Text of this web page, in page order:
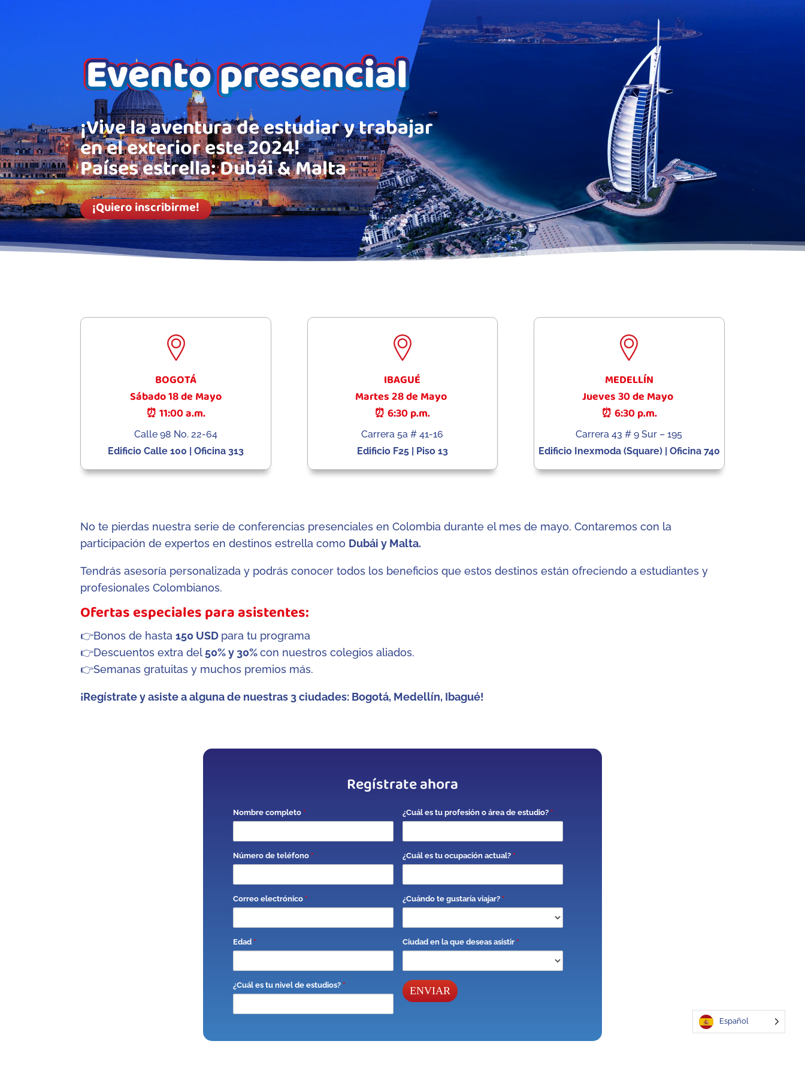
¡Vive la aventura de estudiar y trabajar
en el exterior este 2024!
Países estrella: Dubái & Malta
¡Quiero inscribirme!
BOGOTÁ
Sábado 18 de Mayo
⏰ 11:00 a.m.
Calle 98 No. 22-64
Edificio Calle 100 | Oficina 313
IBAGUÉ
Martes 28 de Mayo
⏰ 6:30 p.m.
Carrera 5a # 41-16
Edificio F25 | Piso 13
MEDELLÍN
Jueves 30 de Mayo
⏰ 6:30 p.m.
Carrera 43 # 9 Sur – 195
Edificio Inexmoda (Square) | Oficina 740
No te pierdas nuestra serie de conferencias presenciales en Colombia durante el mes de mayo. Contaremos con la
participación de expertos en destinos estrella como Dubái y Malta.
Tendrás asesoría personalizada y podrás conocer todos los beneficios que estos destinos están ofreciendo a estudiantes y
profesionales Colombianos.
Ofertas especiales para asistentes:
👉Bonos de hasta150 USD para tu programa
👉Descuentos extra del 50% y 30%con nuestros colegios aliados.
👉Semanas gratuitas y muchos premios más.
¡Regístrate y asiste a alguna de nuestras 3 ciudades: Bogotá, Medellín, Ibagué!
Regístrate ahora
Nombre completo *
Número de teléfono *
Correo electrónico *
Edad *
¿Cuál es tu nivel de estudios? *
¿Cuál es tu profesión o área de estudio? *
¿Cuál es tu ocupación actual? *
¿Cuándo te gustaría viajar? *
Ciudad en la que deseas asistir *
Español